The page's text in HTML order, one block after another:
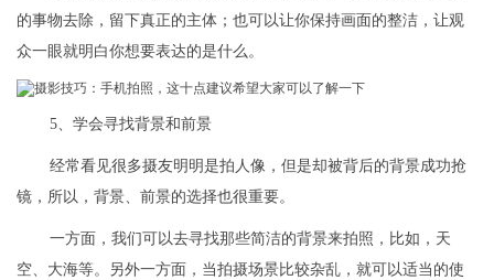
的事物去除，留下真正的主体；也可以让你保持画面的整洁，让观
众一眼就明白你想要表达的是什么。
5、学会寻找背景和前景
经常看见很多摄友明明是拍人像，但是却被背后的背景成功抢
镜，所以，背景、前景的选择也很重要。
一方面，我们可以去寻找那些简洁的背景来拍照，比如，天
空、大海等。另外一方面，当拍摄场景比较杂乱，就可以适当的使